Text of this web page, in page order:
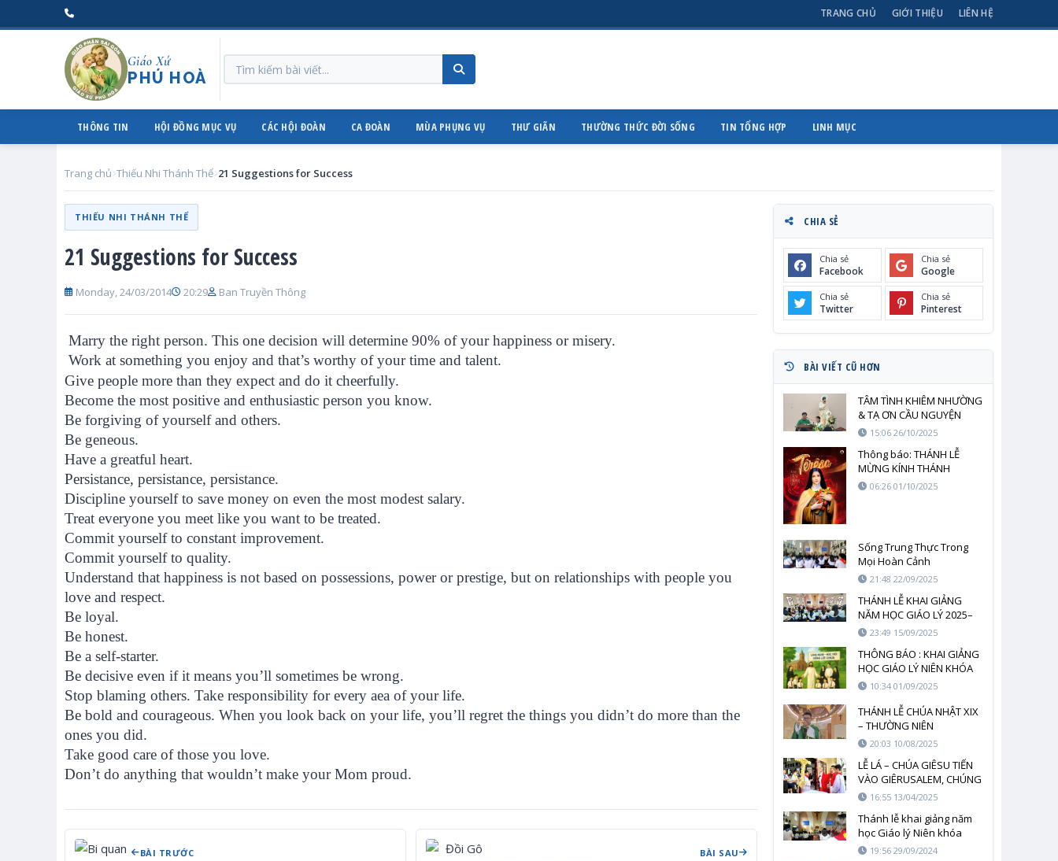
TRANG CHỦ GIỚI THIỆU LIÊN HỆ
Giáo Xứ
PHÚ HOÀ
THÔNG TIN HỘI ĐỒNG MỤC VỤ CÁC HỘI ĐOÀN CA ĐOÀN MÙA PHỤNG VỤ THƯ GIÃN THƯỜNG THỨC ĐỜI SỐNG TIN TỔNG HỢP LINH MỤC
Trang chủ Thiếu Nhi Thánh Thể 21 Suggestions for Success
THIẾU NHI THÁNH THỂ
21 Suggestions for Success
Monday, 24/03/2014 20:29 Ban Truyền Thông
Marry the right person. This one decision will determine 90% of your happiness or misery.
Work at something you enjoy and that’s worthy of your time and talent.
Give people more than they expect and do it cheerfully.
Become the most positive and enthusiastic person you know.
Be forgiving of yourself and others.
Be geneous.
Have a greatful heart.
Persistance, persistance, persistance.
Discipline yourself to save money on even the most modest salary.
Treat everyone you meet like you want to be treated.
Commit yourself to constant improvement.
Commit yourself to quality.
Understand that happiness is not based on possessions, power or prestige, but on relationships with people you
love and respect.
Be loyal.
Be honest.
Be a self-starter.
Be decisive even if it means you’ll sometimes be wrong.
Stop blaming others. Take responsibility for every aea of your life.
Be bold and courageous. When you look back on your life, you’ll regret the things you didn’t do more than the
ones you did.
Take good care of those you love.
Don’t do anything that wouldn’t make your Mom proud.
BÀI TRƯỚC BÀI SAU
CHIA SẺ
Chia sẻ
Facebook
Chia sẻ
Google
Chia sẻ
Twitter
Chia sẻ
Pinterest
BÀI VIẾT CŨ HƠN
TÂM TÌNH KHIÊM NHƯỜNG
& TẠ ƠN CẦU NGUYỆN
CHO CÁC EM THIẾU NHI
15:06 26/10/2025
Thông báo: THÁNH LỄ
MỪNG KÍNH THÁNH
TÊRÊSA HÀI ĐỒNG GIÊSU
06:26 01/10/2025
Sống Trung Thực Trong
Mọi Hoàn Cảnh
21:48 22/09/2025
THÁNH LỄ KHAI GIẢNG
NĂM HỌC GIÁO LÝ 2025–
202623:49 15/09/2025
THÔNG BÁO : KHAI GIẢNG
HỌC GIÁO LÝ NIÊN KHÓA
2025-2026
10:34 01/09/2025
THÁNH LỄ CHÚA NHẬT XIX
– THƯỜNG NIÊN
20:03 10/08/2025
LỄ LÁ – CHÚA GIÊSU TIẾN
VÀO GIÊRUSALEM, CHÚNG
CON ĐÓN NGÀI VÀO TRÁI
16:55 13/04/2025
Thánh lễ khai giảng năm
học Giáo lý Niên khóa
2024-2025
19:56 29/09/2024